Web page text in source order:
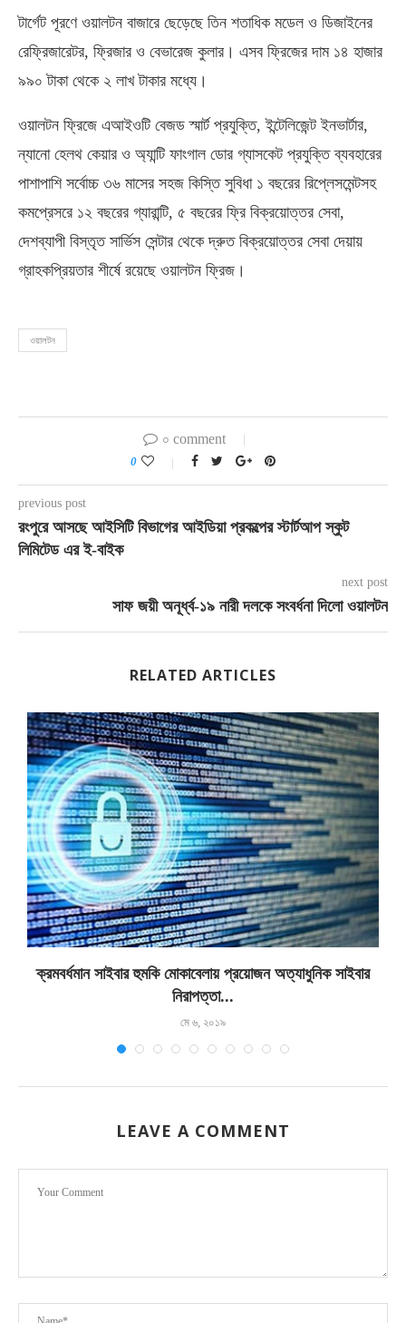
টার্গেট পূরণে ওয়ালটন বাজারে ছেড়েছে তিন শতাধিক মডেল ও ডিজাইনের
রেফ্রিজারেটর, ফ্রিজার ও বেভারেজ কুলার। এসব ফ্রিজের দাম ১৪ হাজার
৯৯০ টাকা থেকে ২ লাখ টাকার মধ্যে।
ওয়ালটন ফ্রিজে এআইওটি বেজড স্মার্ট প্রযুক্তি, ইন্টেলিজেন্ট ইনভার্টার,
ন্যানো হেলথ কেয়ার ও অ্যান্টি ফাংগাল ডোর গ্যাসকেট প্রযুক্তি ব্যবহারের
পাশাপাশি সর্বোচ্চ ৩৬ মাসের সহজ কিস্তি সুবিধা ১ বছরের রিপ্লেসমেন্টসহ
কমপ্রেসরে ১২ বছরের গ্যারান্টি, ৫ বছরের ফ্রি বিক্রয়োত্তর সেবা,
দেশব্যাপী বিস্তৃত সার্ভিস সেন্টার থেকে দ্রুত বিক্রয়োত্তর সেবা দেয়ায়
গ্রাহকপ্রিয়তার শীর্ষে রয়েছে ওয়ালটন ফ্রিজ।
ওয়ালটন
০ comment
0
previous post
রংপুরে আসছে আইসিটি বিভাগের আইডিয়া প্রকল্পের স্টার্টআপ স্কুট
লিমিটেড এর ই-বাইক
next post
সাফ জয়ী অনূর্ধ্ব-১৯ নারী দলকে সংবর্ধনা দিলো ওয়ালটন
RELATED ARTICLES
ক্রমবর্ধমান সাইবার হুমকি মোকাবেলায় প্রয়োজন অত্যাধুনিক সাইবার
নিরাপত্তা...
মে ৬, ২০১৯
LEAVE A COMMENT